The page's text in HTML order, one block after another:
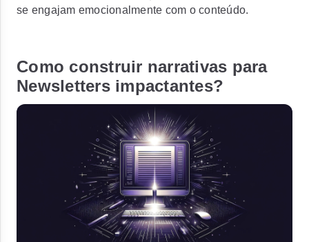
se engajam emocionalmente com o conteúdo.
Como construir narrativas para
Newsletters impactantes?